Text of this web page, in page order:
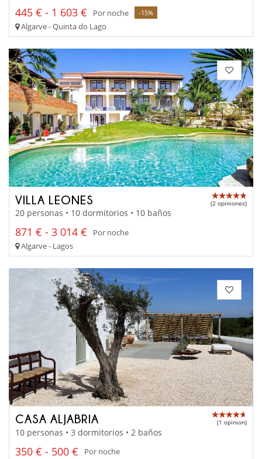
445 € - 1 603 € Por noche -15%
Algarve - Quinta do Lago
VILLA LEONES (2 opiniones)
20 personas • 10 dormitorios • 10 baños
871 € - 3 014 €
Por noche
Algarve - Lagos
CASA ALJABRIA (1 opinion)
10 personas • 3 dormitorios • 2 baños
350 € - 500 €
Por noche